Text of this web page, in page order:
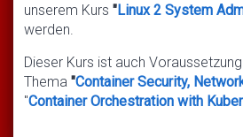
unserem Kurs "Linux 2 System
werden.
Dieser Kurs ist auch
Thema "Container Security,
"Container Orchestration with